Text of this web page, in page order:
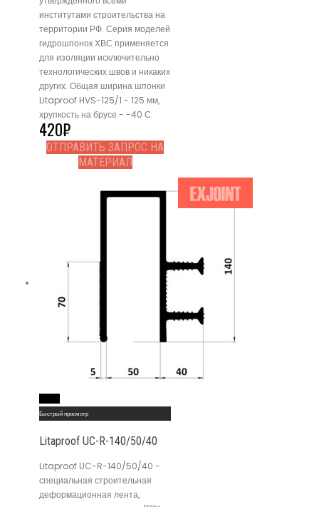
институтами строительства на
территории РФ. Серия моделей
гидрошпонок ХВС применяется
для изоляции исключительно
технологических швов и никаких
других. Общая ширина шпонки
Litaproof HVS-125/1 - 125 мм,
хрупкость на брусе - -40 С.
420₽
ОТПРАВИТЬ ЗАПРОС НА
МАТЕРИАЛ
Быстрый просмотр
Litaproof UC-R-140/50/40
Litaproof UC-R-140/50/40 -
специальная строительная
деформационная лента,